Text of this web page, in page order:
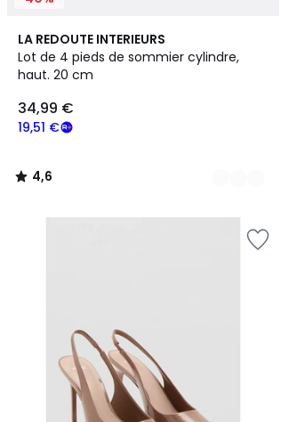
LA REDOUTE INTERIEURS
Lot de 4 pieds de sommier cylindre,
haut. 20 cm
19,51 €
34,99 €
4,6
/ 5
3
Couleurs
4,6
/